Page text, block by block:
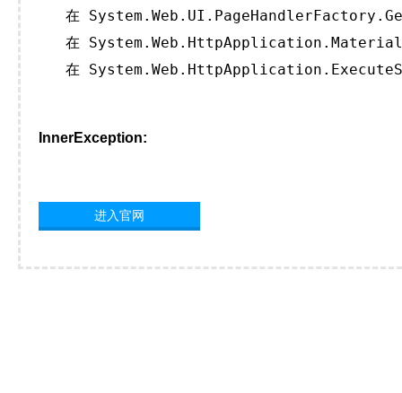
在
在
在
InnerException:
进入官网